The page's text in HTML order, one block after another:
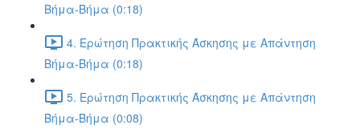
Βήμα-Βήμα (0:18)
4. Ερώτηση Πρακτικής Άσκησης με Απάντηση
Βήμα-Βήμα (0:18)
5. Ερώτηση Πρακτικής Άσκησης με Απάντηση
Βήμα-Βήμα (0:08)